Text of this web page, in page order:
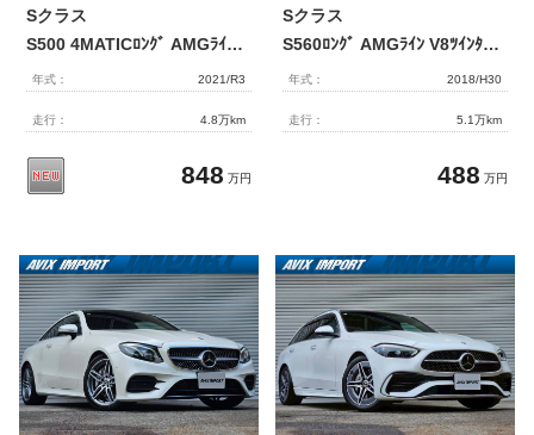
Sクラス
S500 4MATICﾛﾝｸﾞ AMGﾗｲﾝ Rｺﾝﾌｫｰﾄ&ﾚｻﾞｰEXCP 黒ﾅｯﾊﾟ革 ﾊﾟﾉﾗﾏSR MBUXﾅﾋﾞ地ﾃﾞｼﾞ360°ｶﾒﾗ 3Dｺｯｸﾋﾟｯﾄ Rｴﾝﾀ ARHUD Burmester ｴｱﾊﾞﾗﾝｽP 前後席Sﾋｰﾀｰ&ﾍﾞﾝﾁﾚｰｼｮﾝ&ﾘﾗｸｾﾞｰｼｮﾝ DIGITALﾗｲﾄ 自動ﾄﾗﾝｸ Pｱｼｽﾄ AMGｴｱﾛ&20AW 禁煙
年式： 2021/R3
走行： 4.8万km
万円
848
Sクラス
S560ﾛﾝｸﾞ AMGﾗｲﾝ V8ﾂｲﾝﾀｰﾎﾞ 後期型 右H 正規D車 ﾊﾟﾉﾗﾐｯｸR 黒ﾅｯﾊﾟ革 全席ｼｰﾄﾋｰﾀｰ＆ﾍﾞﾝﾁﾚｰﾀｰ 純正HDDﾅﾋﾞ地ﾃﾞｼﾞ Burmesterｻｳﾝﾄﾞ 全周ｶﾒﾗ＆PTS HUD＆ﾚｰﾀﾞｰｾｰﾌﾃｨPKG 純正20AW 禁煙車
年式： 2018/H30
走行： 5.1万km
万円
488